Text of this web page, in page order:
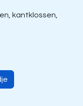
kantklossen,